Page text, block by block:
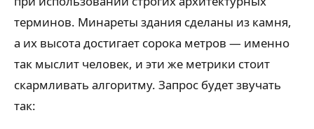
терминов. Минареты здания сделаны из камня,
а их высота достигает сорока метров — именно
так мыслит человек, и эти же метрики стоит
скармливать алгоритму. Запрос будет звучать
так: